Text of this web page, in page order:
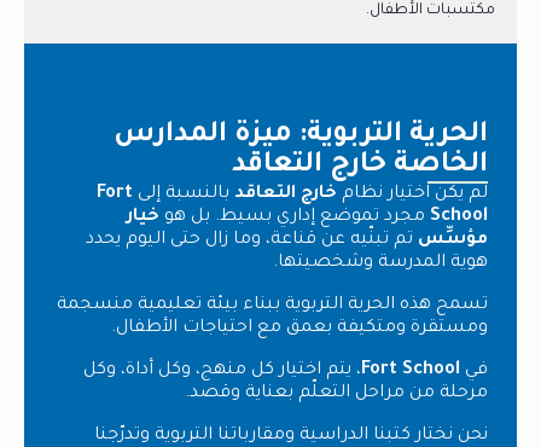
الحرية التربوية: ميزة المدارس
الخاصة خارج التعاقد
لم يكن اختيار نظام خارج التعاقد بالنسبة إلى Fort
School مجرد تموضع إداري بسيط. بل هو خيار
مؤسِّس تم تبنّيه عن قناعة، وما زال حتى اليوم يحدد
هوية المدرسة وشخصيتها.
تسمح هذه الحرية التربوية ببناء بيئة تعليمية منسجمة
ومستقرة ومتكيفة بعمق مع احتياجات الأطفال.
في Fort School، يتم اختيار كل منهج، وكل أداة، وكل
مرحلة من مراحل التعلّم بعناية وقصد.
نحن نختار كتبنا الدراسية ومقارباتنا التربوية وتدرّجنا
مكتسبات الأطفال.